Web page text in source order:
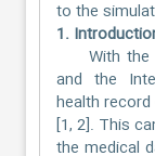
to the
1.
With the
and the
health
[1, 2]. This
the medical